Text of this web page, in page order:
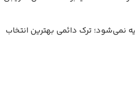
نمی‌شود؛ ترک دائمی بهترین انتخاب